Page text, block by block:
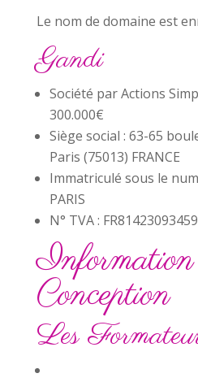
Le nom de domaine est
Gandi
Société par Actions
300.000€
Siège social : 63-65
Paris (75013) FRANCE
Immatriculé sous le
PARIS
N° TVA : FR81423093459
Information
Conception
Les